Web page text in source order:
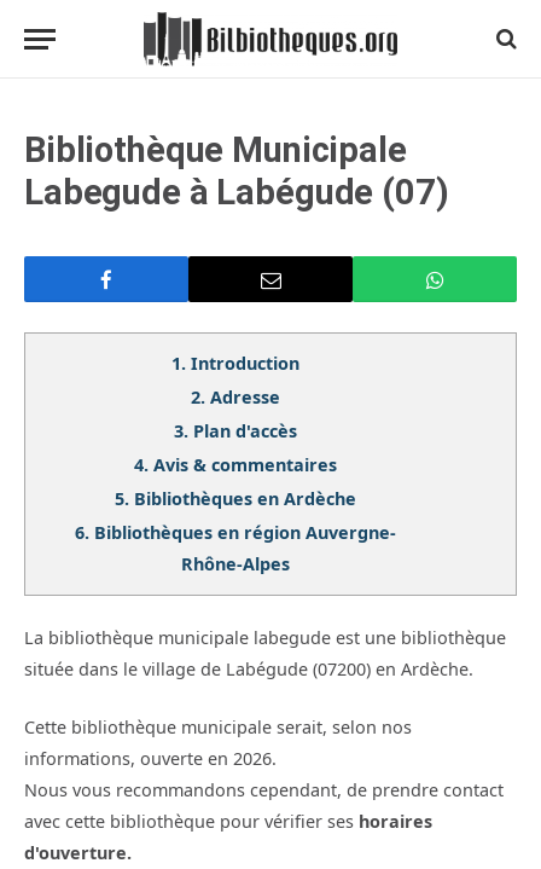
Bibliothèque Municipale
Labegude à Labégude (07)
1. Introduction
2. Adresse
3. Plan d'accès
4. Avis & commentaires
5. Bibliothèques en Ardèche
6. Bibliothèques en région Auvergne-
Rhône-Alpes
La bibliothèque municipale labegude est une bibliothèque
située dans le village de Labégude (07200) en Ardèche.
Cette bibliothèque municipale serait, selon nos
informations, ouverte en 2026.
Nous vous recommandons cependant, de prendre contact
avec cette bibliothèque pour vérifier ses horaires
d'ouverture.